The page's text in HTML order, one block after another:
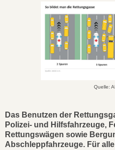
Quelle:
Das Benutzen der
Polizei- und Hilfsfahrzeuge,
Rettungswägen sowie
Abschleppfahrzeuge. Für